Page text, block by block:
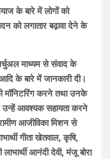
के बारे में लोगों को
को लगातार बढ़ावा देने के
माध्यम से संवाद के
के बारे में जानकारी दी।
मॉनिटरिंग करने तथा उनके
आवश्यक सहायता करने
आजीविका मिशन से
गीता खेतवाल, कृषि,
आनंदी देवी, मंजू बोरा